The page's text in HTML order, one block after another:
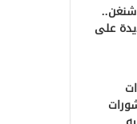
شنغن..
على